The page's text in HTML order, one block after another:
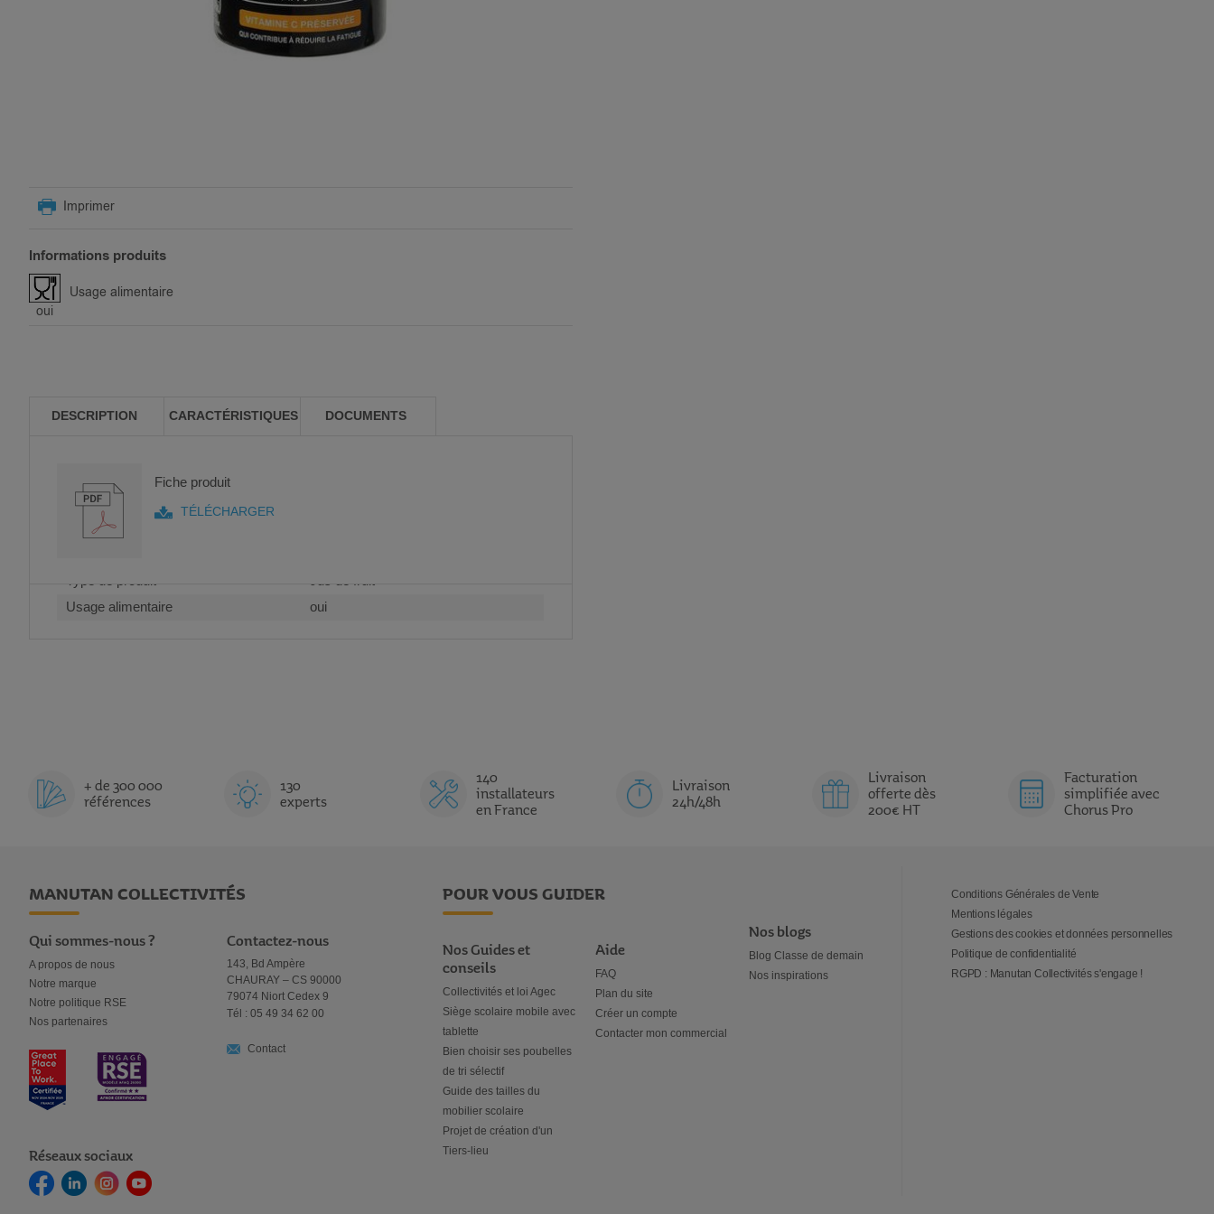
THE
THE
IMAGES
GALLERY
Imprimer
Informations produits
oui
Usage alimentaire
DESCRIPTION CARACTÉRISTIQUES
d’information
Type de produit
Modèle
Contenance
Usage alimentaire
oui
DOCUMENTS
Fiche produit
TÉLÉCHARGER
+ de 300 000
références
130
experts
140
installateurs
en France
Livraison
24h/48h
Livraison
offerte dès
200€ HT
Facturation
simplifiée avec
Chorus Pro
MANUTAN COLLECTIVITÉS
Qui sommes-nous ?
A propos de nous
Notre marque
Notre politique RSE
Nos partenaires
Réseaux sociaux
Contactez-nous
143, Bd Ampère
CHAURAY – CS 90000
79074 Niort Cedex 9
Tél : 05 49 34 62 00
Contact
POUR VOUS GUIDER
Nos Guides et
conseils
Collectivités et loi Agec
Siège scolaire mobile avec
tablette
Bien choisir ses poubelles
de tri sélectif
Guide des tailles du
mobilier scolaire
Projet de création d'un
Tiers-lieu
Nos blogs
Blog Classe de demain
Nos inspirations
Aide
FAQ
Plan du site
Créer un compte
Contacter mon commercial
Conditions Générales de Vente
Mentions légales
Gestions des cookies et données personnelles
Politique de confidentialité
RGPD : Manutan Collectivités s'engage !